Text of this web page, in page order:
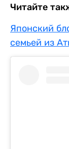
Читайте
Японский
семьей из